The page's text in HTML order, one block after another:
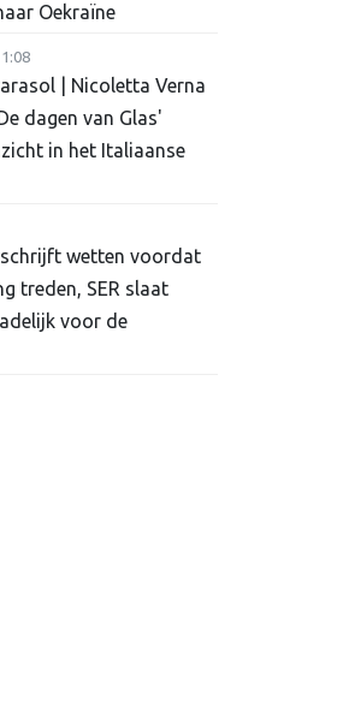
Oekraïne
| Nicoletta Verna
dagen van Glas'
in het Italiaanse
wetten voordat
treden, SER slaat
voor de